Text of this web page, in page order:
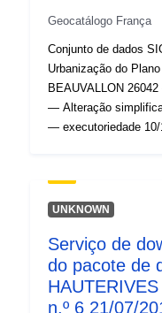
Geocatálogo França
Conjunto de dados
Urbanização do
BEAUVALLON
— Alteração
— executoriedade 10/
UNKNOWN
Serviço de
do pacote de
n.º 6 21/07/